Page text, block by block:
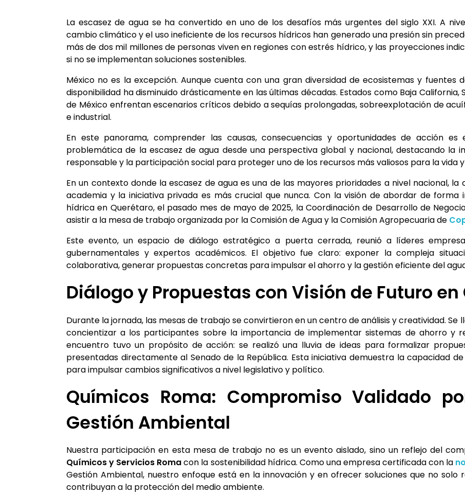
La escasez de agua se ha convertido en uno de los desafíos más urgentes del siglo XXI. A
cambio climático y el uso ineficiente de los recursos hídricos han generado una presión sin
más de dos mil millones de personas viven en regiones con estrés hídrico, y las proyecciones
si no se implementan soluciones sostenibles.
México no es la excepción. Aunque cuenta con una gran diversidad de ecosistemas y fuentes
disponibilidad ha disminuido drásticamente en las últimas décadas. Estados como Baja California,
de México enfrentan escenarios críticos debido a sequías prolongadas, sobreexplotación de
e industrial.
En este panorama, comprender las causas, consecuencias y oportunidades de acción
problemática de la escasez de agua desde una perspectiva global y nacional, destacando la
responsable y la participación social para proteger uno de los recursos más valiosos para la vida
En un contexto donde la escasez de agua es una de las mayores prioridades a nivel nacional,
academia y la iniciativa privada es más crucial que nunca. Con la visión de abordar de
hídrica en Querétaro, el pasado mes de mayo de 2025, la Coordinación de Desarrollo de
asistir a la mesa de trabajo organizada por la Comisión de Agua y la Comisión Agropecuaria de
Este evento, un espacio de diálogo estratégico a puerta cerrada, reunió a líderes
gubernamentales y expertos académicos. El objetivo fue claro: exponer la compleja
colaborativa, generar propuestas concretas para impulsar el ahorro y la gestión eficiente del
Diálogo y Propuestas con Visión de Futuro
Durante la jornada, las mesas de trabajo se convirtieron en un centro de análisis y creatividad.
concientizar a los participantes sobre la importancia de implementar sistemas de ahorro y
encuentro tuvo un propósito de acción: se realizó una lluvia de ideas para formalizar
presentadas directamente al Senado de la República. Esta iniciativa demuestra la capacidad
para impulsar cambios significativos a nivel legislativo y político.
Químicos Roma: Compromiso Validado
Gestión Ambiental
Nuestra participación en esta mesa de trabajo no es un evento aislado, sino un reflejo del
Químicos y Servicios Romacon la sostenibilidad hídrica. Como una empresa certificada con la
Gestión Ambiental, nuestro enfoque está en la innovación y en ofrecer soluciones que no solo
contribuyan a la protección del medio ambiente.